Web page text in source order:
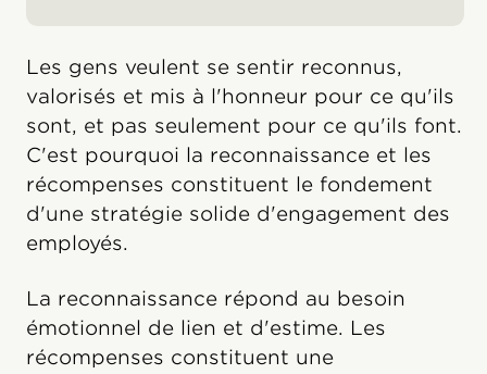
Les gens veulent se sentir reconnus,
valorisés et mis à l'honneur pour ce qu'ils
sont, et pas seulement pour ce qu'ils font.
C'est pourquoi la reconnaissance et les
récompenses constituent le fondement
d'une stratégie solide d'engagement des
employés.
La reconnaissance répond au besoin
émotionnel de lien et d'estime. Les
récompenses constituent une